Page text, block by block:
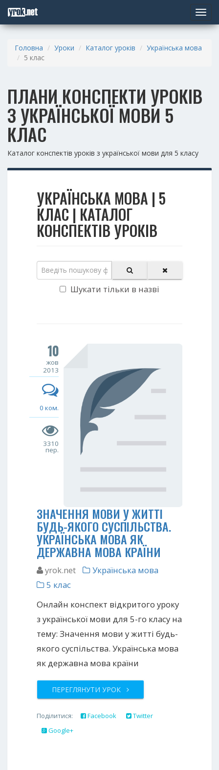
Toggle
Головна Уроки Каталог уроків
Українська мова
5 клас
ПЛАНИ КОНСПЕКТИ УРОКІВ
З УКРАЇНСЬКОЇ МОВИ 5
КЛАС
Каталог конспектів уроків з української мови для 5 класу
УКРАЇНСЬКА МОВА | 5
КЛАС | КАТАЛОГ
КОНСПЕКТІВ УРОКІВ
Шукати тільки в назві
10
жов
2013
0 ком.
3310
пер.
ЗНАЧЕННЯ МОВИ У ЖИТТІ
БУДЬ-ЯКОГО СУСПІЛЬСТВА.
УКРАЇНСЬКА МОВА ЯК
ДЕРЖАВНА МОВА КРАЇНИ
yrok.net
Українська мова
5 клас
Онлайн конспект відкритого уроку
з української мови для 5-го класу на
тему: Значення мови у житті будь-
якого суспільства. Українська мова
як державна мова країни
ПЕРЕГЛЯНУТИ УРОК
Поділитися: Facebook
Twitter
Google+